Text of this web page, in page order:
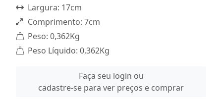
Largura: 17cm
Comprimento: 7cm
Peso: 0,362Kg
Peso Líquido: 0,362Kg
Faça seu login ou
cadastre-se para ver preços e comprar